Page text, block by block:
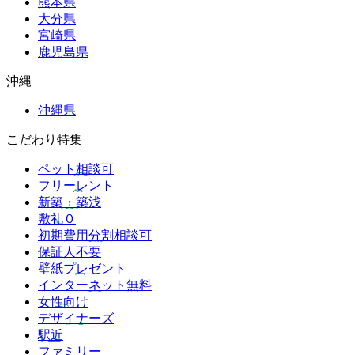
大分県
宮崎県
鹿児島県
沖縄
沖縄県
こだわり特集
ペット相談可
フリーレント
新築・築浅
敷礼０
初期費用分割相談可
保証人不要
壁紙プレゼント
インターネット無料
女性向け
デザイナーズ
駅近
ファミリー